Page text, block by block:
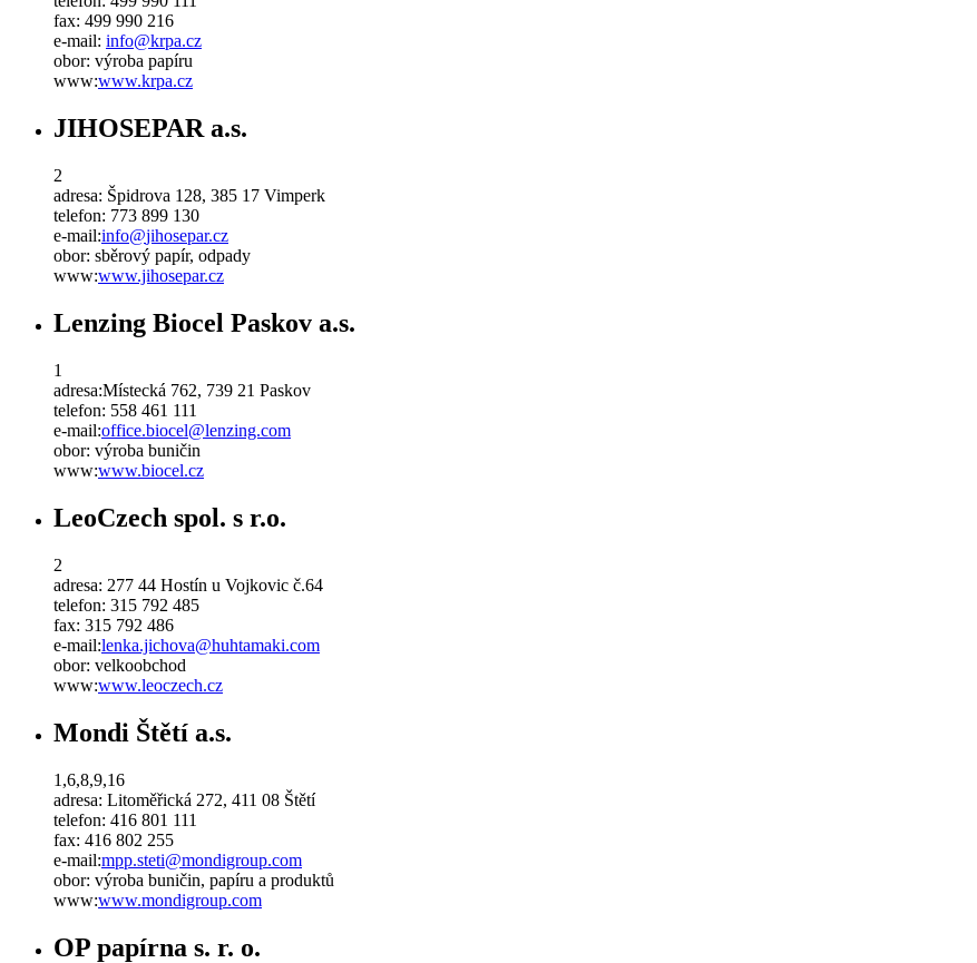
fax: 499 990 216
e-mail: info@krpa.cz
obor: výroba papíru
www:www.krpa.cz
JIHOSEPAR a.s.
2
adresa: Špidrova 128, 385 17 Vimperk
telefon: 773 899 130
e-mail:info@jihosepar.cz
obor: sběrový papír, odpady
www:www.jihosepar.cz
Lenzing Biocel Paskov a.s.
1
adresa:Místecká 762, 739 21 Paskov
telefon: 558 461 111
e-mail:office.biocel@lenzing.com
obor: výroba buničin
www:www.biocel.cz
LeoCzech spol. s r.o.
2
adresa: 277 44 Hostín u Vojkovic č.64
telefon: 315 792 485
fax: 315 792 486
e-mail:lenka.jichova@huhtamaki.com
obor: velkoobchod
www:www.leoczech.cz
Mondi Štětí a.s.
1,6,8,9,16
adresa: Litoměřická 272, 411 08 Štětí
telefon: 416 801 111
fax: 416 802 255
e-mail:mpp.steti@mondigroup.com
obor: výroba buničin, papíru a produktů
www:www.mondigroup.com
OP papírna s. r. o.